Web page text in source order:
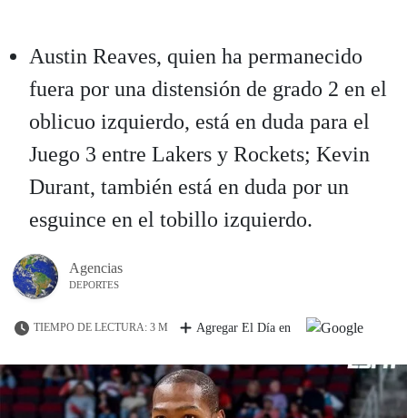
Austin Reaves, quien ha permanecido
fuera por una distensión de grado 2 en el
oblicuo izquierdo, está en duda para el
Juego 3 entre Lakers y Rockets; Kevin
Durant, también está en duda por un
esguince en el tobillo izquierdo.
Agencias
DEPORTES
TIEMPO DE LECTURA: 3 M Agregar El Día en